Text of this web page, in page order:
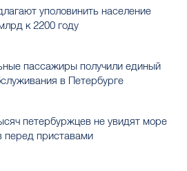
уполовинить население
к 2200 году
пассажиры получили единый
в Петербурге
петербуржцев не увидят море
перед приставами